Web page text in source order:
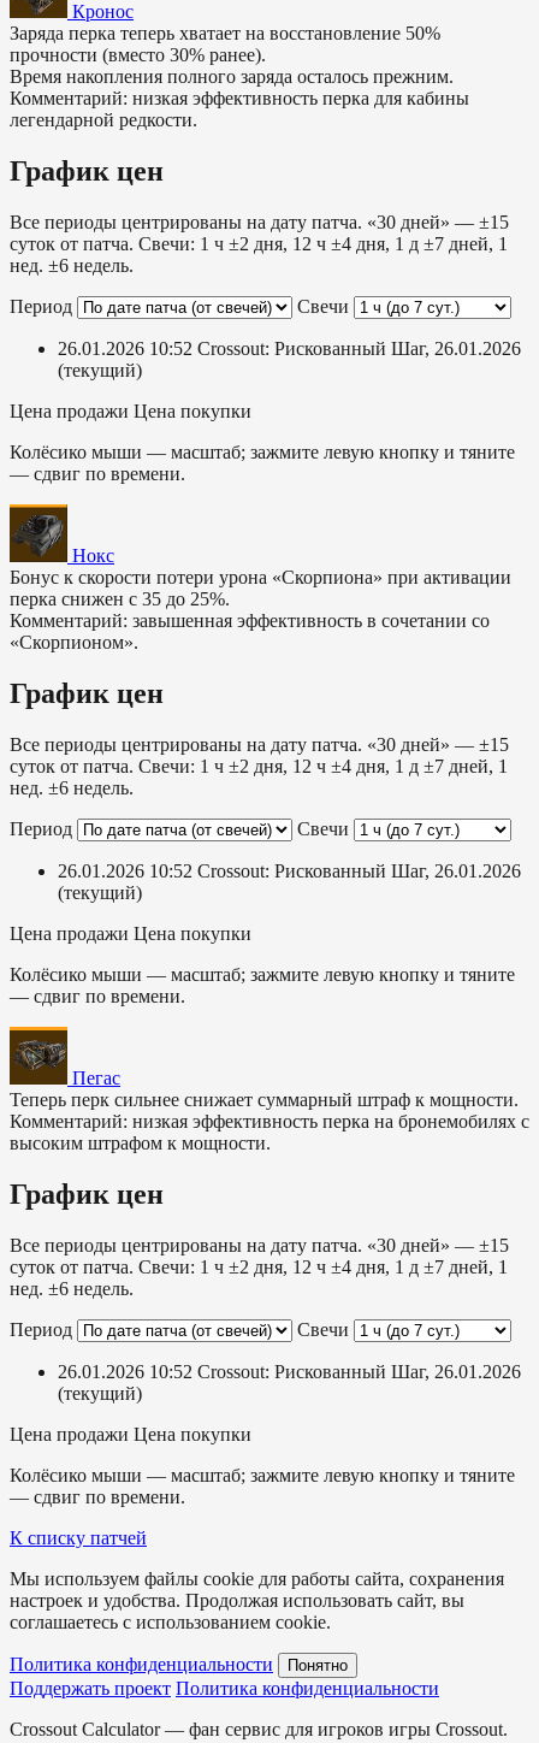
Кронос
Заряда перка теперь хватает на восстановление 50%
прочности (вместо 30% ранее).
Время накопления полного заряда осталось прежним.
Комментарий: низкая эффективность перка для кабины
легендарной редкости.
График цен
Все периоды центрированы на дату патча. «30 дней» — ±15
суток от патча. Свечи: 1 ч ±2 дня, 12 ч ±4 дня, 1 д ±7 дней, 1
нед. ±6 недель.
Период
Свечи
26.01.2026 10:52 Crossout: Рискованный Шаг, 26.01.2026
(текущий)
Цена продажи Цена покупки
Колёсико мыши — масштаб; зажмите левую кнопку и тяните
— сдвиг по времени.
Нокс
Бонус к скорости потери урона «Скорпиона» при активации
перка снижен с 35 до 25%.
Комментарий: завышенная эффективность в сочетании со
«Скорпионом».
График цен
Все периоды центрированы на дату патча. «30 дней» — ±15
суток от патча. Свечи: 1 ч ±2 дня, 12 ч ±4 дня, 1 д ±7 дней, 1
нед. ±6 недель.
Период
Свечи
26.01.2026 10:52 Crossout: Рискованный Шаг, 26.01.2026
(текущий)
Цена продажи Цена покупки
Колёсико мыши — масштаб; зажмите левую кнопку и тяните
— сдвиг по времени.
Пегас
Теперь перк сильнее снижает суммарный штраф к мощности.
Комментарий: низкая эффективность перка на бронемобилях с
высоким штрафом к мощности.
График цен
Все периоды центрированы на дату патча. «30 дней» — ±15
суток от патча. Свечи: 1 ч ±2 дня, 12 ч ±4 дня, 1 д ±7 дней, 1
нед. ±6 недель.
Период
Свечи
26.01.2026 10:52 Crossout: Рискованный Шаг, 26.01.2026
(текущий)
Цена продажи Цена покупки
Колёсико мыши — масштаб; зажмите левую кнопку и тяните
— сдвиг по времени.
К списку патчей
Мы используем файлы cookie для работы сайта, сохранения
настроек и удобства. Продолжая использовать сайт, вы
соглашаетесь с использованием cookie.
Политика конфиденциальности Понятно
Поддержать проект Политика конфиденциальности
Crossout Calculator — фан сервис для игроков игры Crossout.